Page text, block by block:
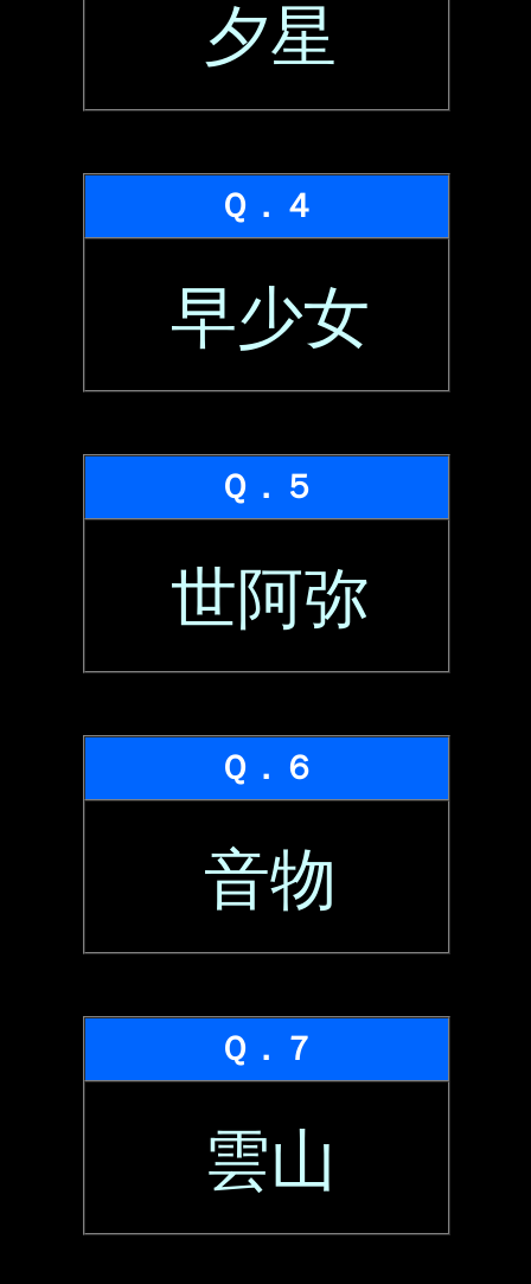
夕星
Ｑ．４
早少女
Ｑ．５
世阿弥
Ｑ．６
音物
Ｑ．７
雲山